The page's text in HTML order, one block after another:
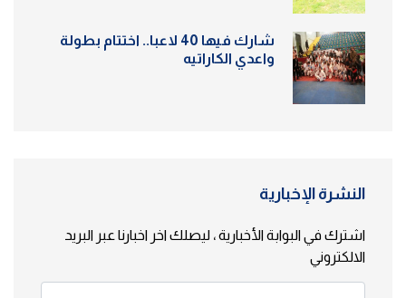
شارك فيها 40 لاعبا.. اختتام بطولة
واعدي الكاراتيه
النشرة الإخبارية
اشترك في البوابة الأخبارية ، ليصلك اخر اخبارنا عبر البريد
الالكتروني